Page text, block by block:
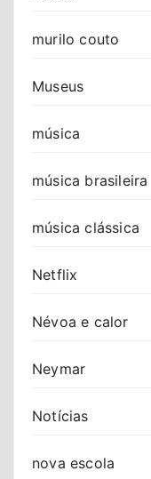
murilo couto
Museus
música
música brasileira
música clássica
Netflix
Névoa e calor
Neymar
Notícias
nova escola